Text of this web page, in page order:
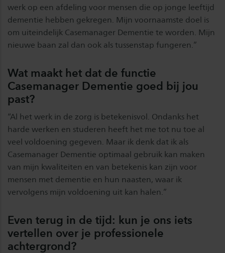
werk op een afdeling voor mensen die op jonge leeftijd
dementie hebben gekregen. Mijn voornaamste doel is
om uiteindelijk Casemanager Dementie te worden. Mijn
nieuwe baan zal dan ook als tussenstap fungeren.”
Wat maakt het dat de functie
Casemanager Dementie goed bij jou
past?
“Al het werk in de zorg is betekenisvol. Ondanks het
harde werken en studeren heeft het me tot nu toe al
veel voldoening gegeven. Maar ik denk dat ik als
Casemanager Dementie optimaal gebruik kan maken
van mijn kwaliteiten en van betekenis kan zijn voor
mensen met dementie en hun naasten, waar ik
vervolgens mijn voldoening uit kan halen.”
Even terug in de tijd: kun je ons iets
vertellen over je professionele
achtergrond?